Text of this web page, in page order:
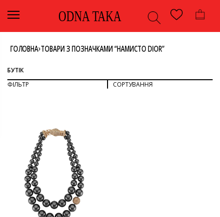
ODNA TAKA
ГОЛОВНА›ТОВАРИ З ПОЗНАЧКАМИ “НАМИСТО DIOR”
БУТІК
ФІЛЬТР
СОРТУВАННЯ
АКСЕСУАРИ
НАМИСТО
СІРИЙ
БРЕНД
CHRISTIAN DIOR
СОРТУВАТИ ЗА ЦІНОЮ: ВІД ВИЩОЇ ДО НИЖЧОЇ